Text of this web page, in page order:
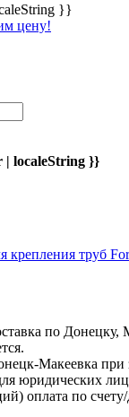
}}
цену!
localeString }}
крепления труб
по
Макеевка при
юридических
оплата по